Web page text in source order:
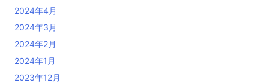
2024年4月
2024年3月
2024年2月
2024年1月
2023年12月